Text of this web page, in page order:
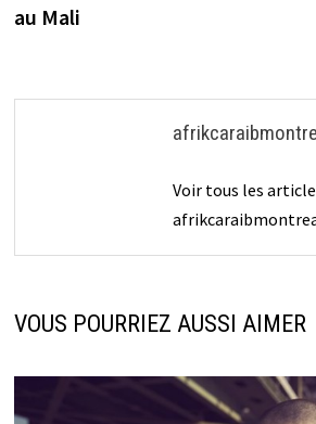
au Mali
Voir tous les
VOUS POURRIEZ AUSSI AIMER